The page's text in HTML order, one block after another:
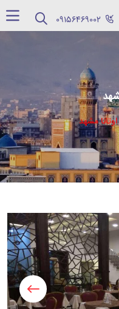
مشهد